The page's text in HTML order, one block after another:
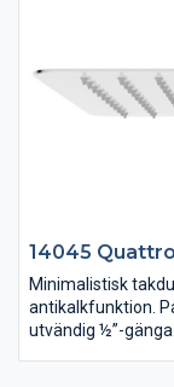
14045
Minimalistisk
antikalkfunktion.
utvändig ½”-